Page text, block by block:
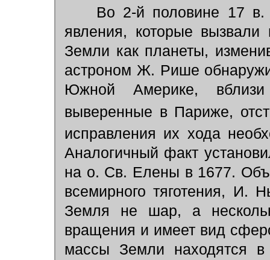
Во 2-й половине 17 в.
явления, которые
Земли как планеты,
астроном Ж. Рише
Южной Америке,
выверенные в Париже,
исправления их хода
Аналогичный факт
на о. Св. Елены в 1677.
всемирного тяготения, И.
Земля не шар, а
вращения и имеет вид
массы Земли находятся в